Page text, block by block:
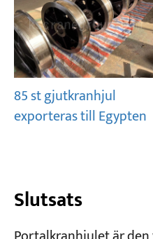
85 st gjutkranhjul
exporteras till Egypten
Slutsats